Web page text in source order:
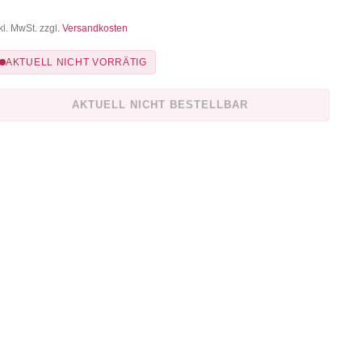
MwSt. zzgl. Versandkosten
AKTUELL NICHT VORRÄTIG
AKTUELL NICHT BESTELLBAR